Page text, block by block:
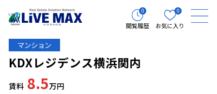
0
閲覧履歴
0
お気に入り
マンション
KDXレジデンス横浜関内
賃料 8.5万円